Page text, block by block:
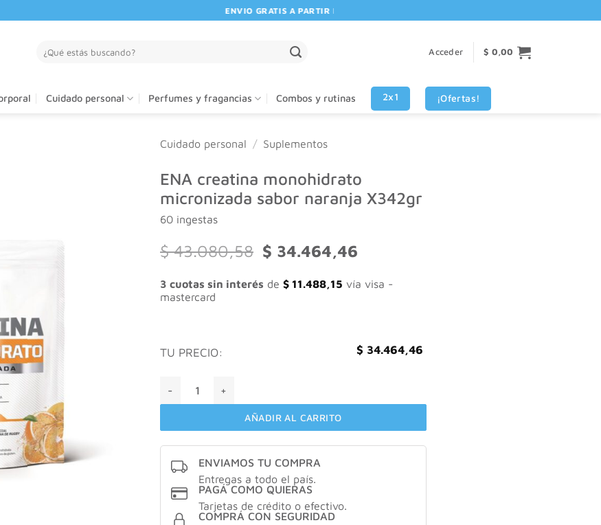
ENVIO GRATIS A PARTIR DE $80.000! 🚚 | 💳 3 CUOTAS SIN INTERES VISA - MASTERCARD
por:
Acceder $ 0,00
Cuidado personal Perfumes y fragancias Combos y rutinas 2x1 ¡Ofertas!
Cuidado personal / Suplementos
ENA creatina monohidrato
micronizada sabor naranja X342gr
60 ingestas
$43.080,58 El
precio
original
era:
$ 34.464,46
actual
es:
3 cuotas sin interés de $ 11.488,15 vía visa -
mastercard
TU PRECIO: $ 34.464,46
AÑADIR AL CARRITO
ENVIAMOS TU COMPRA
Entregas a todo el país.
PAGÁ COMO QUIERAS
Tarjetas de crédito o efectivo.
COMPRÁ CON SEGURIDAD